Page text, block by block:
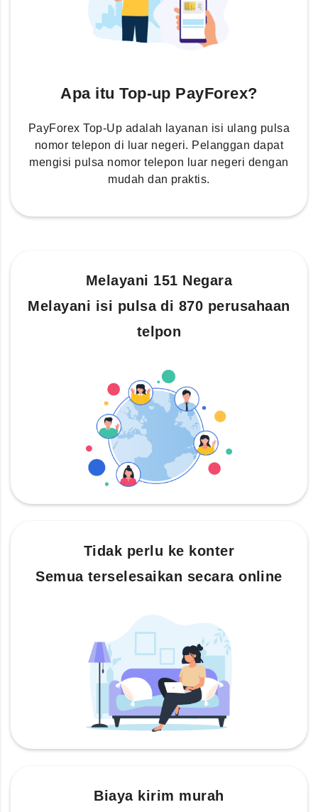
Apa itu Top-up PayForex?
PayForex Top-Up adalah layanan isi ulang pulsa
nomor telepon di luar negeri. Pelanggan dapat
mengisi pulsa nomor telepon luar negeri dengan
mudah dan praktis.
Melayani 151 Negara
Melayani isi pulsa di 870 perusahaan
telpon
Tidak perlu ke konter
Semua terselesaikan secara online
Biaya kirim murah